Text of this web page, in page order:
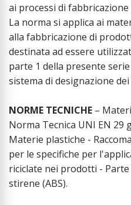
ai processi di
La norma si applica ai
alla fabbricazione di
destinata ad essere
parte 1 della presente
sistema di designazione
NORME TECNICHE –
Norma Tecnica UNI EN 29
Materie plastiche -
per le specifiche per
riciclate nei prodotti -
stirene (ABS).